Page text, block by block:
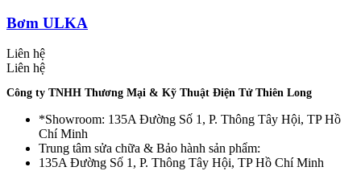
Bơm ULKA
Liên hệ
Liên hệ
Công ty TNHH Thương Mại & Kỹ Thuật Điện Tử Thiên Long
*Showroom: 135A Đường Số 1, P. Thông Tây Hội, TP Hồ
Chí Minh
Trung tâm sửa chữa & Bảo hành sản phẩm:
135A Đường Số 1, P. Thông Tây Hội, TP Hồ Chí Minh